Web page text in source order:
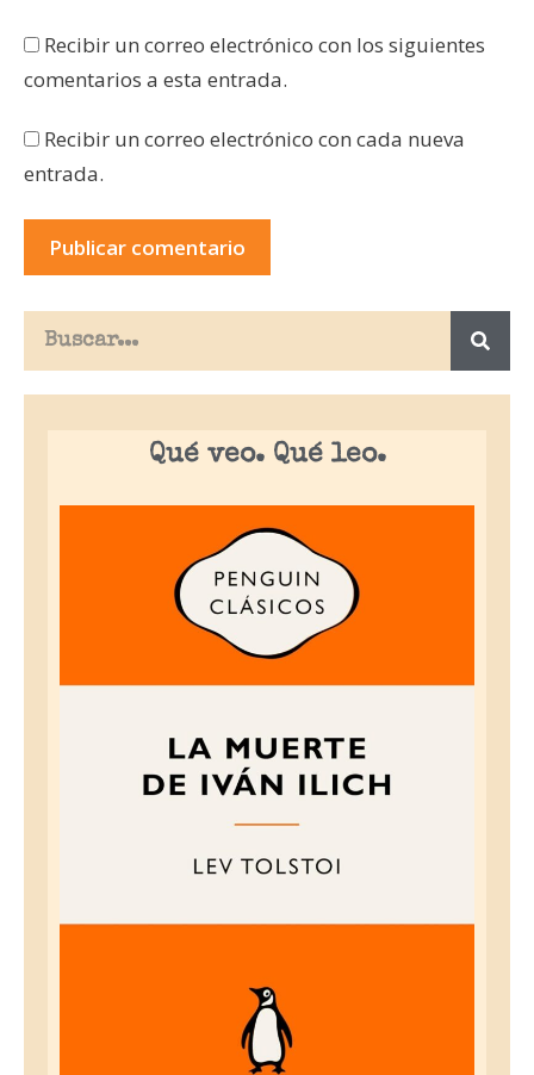
Recibir un correo electrónico con los siguientes
comentarios a esta entrada.
Recibir un correo electrónico con cada nueva
entrada.
Qué veo. Qué leo.